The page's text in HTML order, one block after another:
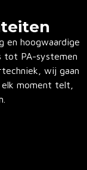
en hoogwaardige
tot PA-systemen
wij gaan
moment telt,